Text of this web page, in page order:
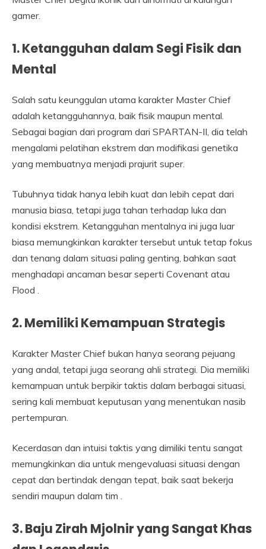
gamer.
1. Ketangguhan dalam Segi Fisik dan
Mental
Salah satu keunggulan utama karakter Master Chief
adalah ketangguhannya, baik fisik maupun mental.
Sebagai bagian dari program dari SPARTAN-II, dia telah
mengalami pelatihan ekstrem dan modifikasi genetika
yang membuatnya menjadi prajurit super.
Tubuhnya tidak hanya lebih kuat dan lebih cepat dari
manusia biasa, tetapi juga tahan terhadap luka dan
kondisi ekstrem. Ketangguhan mentalnya ini juga luar
biasa memungkinkan karakter tersebut untuk tetap fokus
dan tenang dalam situasi paling genting, bahkan saat
menghadapi ancaman besar seperti Covenant atau
Flood .
2. Memiliki Kemampuan Strategis
Karakter Master Chief bukan hanya seorang pejuang
yang andal, tetapi juga seorang ahli strategi. Dia memiliki
kemampuan untuk berpikir taktis dalam berbagai situasi,
sering kali membuat keputusan yang menentukan nasib
pertempuran.
Kecerdasan dan intuisi taktis yang dimiliki tentu sangat
memungkinkan dia untuk mengevaluasi situasi dengan
cepat dan bertindak dengan tepat, baik saat bekerja
sendiri maupun dalam tim .
3. Baju Zirah Mjolnir yang Sangat Khas